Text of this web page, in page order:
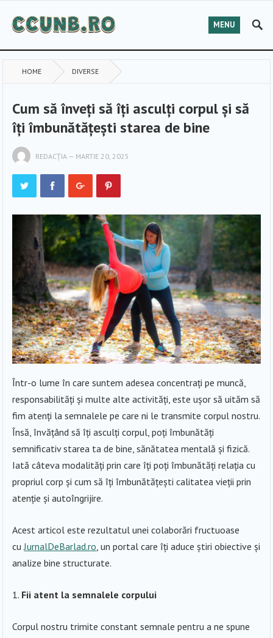
MENU
HOME DIVERSE
Cum să înveți să îți asculți corpul și să
îți îmbunătățești starea de bine
REDACȚIA — MARTIE 20, 2025
Într-o lume în care suntem adesea concentrați pe muncă,
responsabilități și multe alte activități, este ușor să uităm să
fim atenți la semnalele pe care ni le transmite corpul nostru.
Însă, învățând să îți asculți corpul, poți îmbunătăți
semnificativ starea ta de bine, sănătatea mentală și fizică.
Iată câteva modalități prin care îți poți îmbunătăți relația cu
propriul corp și cum să îți îmbunătățești calitatea vieții prin
atenție și autoîngrijire.
Acest articol este rezultatul unei colaborări fructuoase
cuJurnalDeBarlad.ro , un portal care îți aduce știri obiective și
analize bine structurate.
Fii atent la semnalele corpului
Corpul nostru trimite constant semnale pentru a ne spune